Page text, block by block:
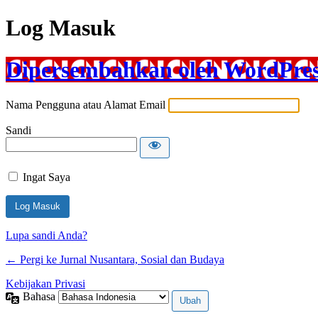
Log Masuk
Dipersembahkan oleh
Nama Pengguna atau Alamat Email
Sandi
Ingat Saya
Lupa sandi Anda?
← Pergi ke Jurnal Nusantara, Sosial dan Budaya
Kebijakan Privasi
Bahasa